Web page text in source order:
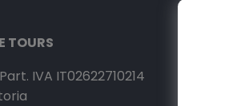
TOURS
IVA IT02622710214